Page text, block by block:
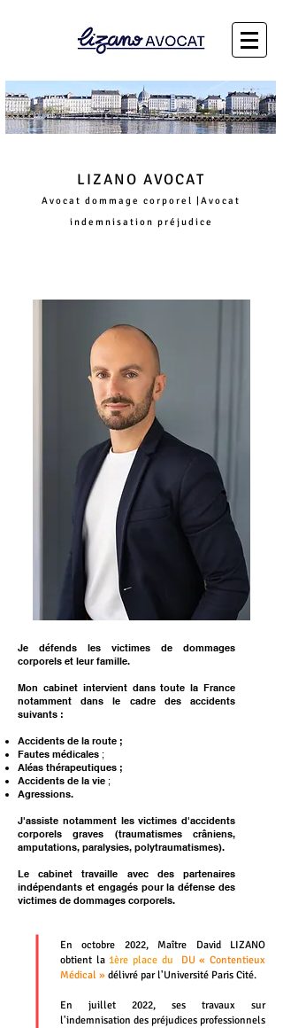
LIZANO AVOCAT
Avocat dommage corporel |Avocat
indemnisation préjudice
Je défends les victimes de dommages
corporels et leur famille.
Mon cabinet intervient dans toute la France
notamment dans le cadre des accidents
suivants :
Accidents de la route ;
Fautes médicales ;
Aléas thérapeutiques ;
Accidents de la vie ;
Agressions.
J'assiste notamment les victimes d'accidents
corporels graves (traumatismes crâniens,
amputations, paralysies, polytraumatismes).
Le cabinet travaille avec des partenaires
indépendants et engagés pour la défense des
victimes de dommages corporels.
En octobre 2022, Maître David LIZANO
obtient la1ère place du
DU « Contentieux
Médical » délivré par l'Université Paris Cité.
En juillet 2022, ses travaux sur
l'indemnisation des préjudices professionnels